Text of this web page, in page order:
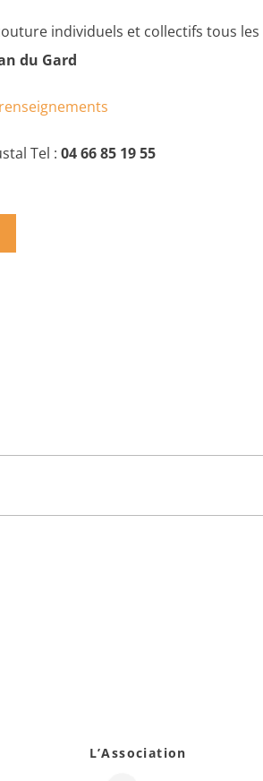
individuels et collectifs tous les
du Gard
Tel : 04 66 85 19 55
L’Association